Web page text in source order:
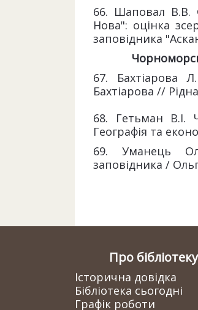
66. Шаповал В.В.
Нова": оцінка
заповідника
67. Бахтіарова
Бахтіарова //
68. Гетьман В.І.
Географія та
69. Уманець
заповідника /
Про бібліотеку
Історична довідка
Бібліотека сьогодні
Графік роботи